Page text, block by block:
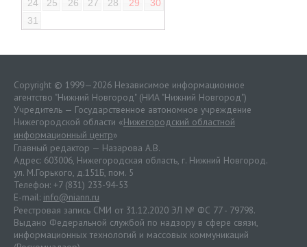
24
25 26 27 28 29
30
31
Copyright © 1999—2026 Независимое информационное
агентство "Нижний Новгород" (НИА "Нижний Новгород")
Учредитель — Государственное автономное учреждение
Нижегородской области «Нижегородский областной
информационный центр»
Главный редактор — Назарова А.В.
Адрес: 603006, Нижегородская область, г. Нижний Новгород.
ул. М.Горького, д.151Б, пом. 5
Телефон: +7 (831) 233-94-53
E-mail: info@niann.ru
Реестровая запись СМИ от 31.12.2020 ЭЛ № ФС 77 - 79798.
Выдано Федеральной службой по надзору в сфере связи,
информационных технологий и массовых коммуникаций